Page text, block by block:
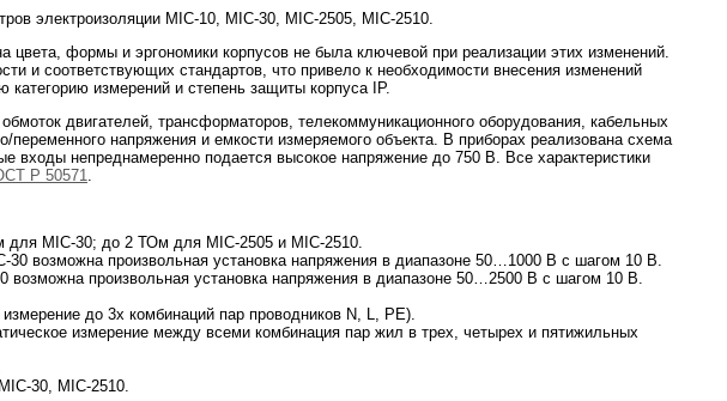
электроизоляции MIC-10, MIC-30, MIC-2505, MIC-2510.
формы и эргономики корпусов не была ключевой при реализации этих изменений.
и соответствующих стандартов, что привело к необходимости внесения изменений
измерений и степень защиты корпуса IP.
двигателей, трансформаторов, телекоммуникационного оборудования, кабельных
напряжения и емкости измеряемого объекта. В приборах реализована схема
входы непреднамеренно подается высокое напряжение до 750 В. Все характеристики
Р 50571
для MIC-30; до 2 ТОм для MIC-2505 и MIC-2510.
возможна произвольная установка напряжения в диапазоне 50…1000 В с шагом 10 В.
произвольная установка напряжения в диапазоне 50…2500 В с шагом 10 В.
измерение до 3х комбинаций пар проводников N, L, PE).
измерение между всеми комбинация пар жил в трех, четырех и пятижильных
30, MIC-2510.